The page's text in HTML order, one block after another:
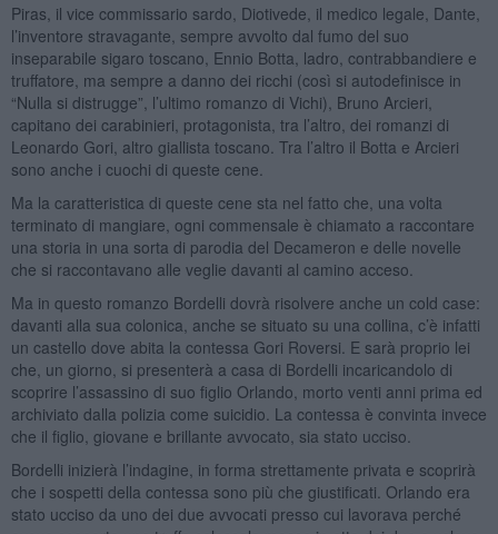
Piras, il vice commissario sardo, Diotivede, il medico legale, Dante,
l’inventore stravagante, sempre avvolto dal fumo del suo
inseparabile sigaro toscano, Ennio Botta, ladro, contrabbandiere e
truffatore, ma sempre a danno dei ricchi (così si autodefinisce in
“Nulla si distrugge”, l’ultimo romanzo di Vichi), Bruno Arcieri,
capitano dei carabinieri, protagonista, tra l’altro, dei romanzi di
Leonardo Gori, altro giallista toscano. Tra l’altro il Botta e Arcieri
sono anche i cuochi di queste cene.
Ma la caratteristica di queste cene sta nel fatto che, una volta
terminato di mangiare, ogni commensale è chiamato a raccontare
una storia in una sorta di parodia del Decameron e delle novelle
che si raccontavano alle veglie davanti al camino acceso.
Ma in questo romanzo Bordelli dovrà risolvere anche un cold case:
davanti alla sua colonica, anche se situato su una collina, c’è infatti
un castello dove abita la contessa Gori Roversi. E sarà proprio lei
che, un giorno, si presenterà a casa di Bordelli incaricandolo di
scoprire l’assassino di suo figlio Orlando, morto venti anni prima ed
archiviato dalla polizia come suicidio. La contessa è convinta invece
che il figlio, giovane e brillante avvocato, sia stato ucciso.
Bordelli inizierà l’indagine, in forma strettamente privata e scoprirà
che i sospetti della contessa sono più che giustificati. Orlando era
stato ucciso da uno dei due avvocati presso cui lavorava perché